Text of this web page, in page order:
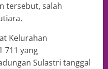
tersebut, salah
Kelurahan
711 yang
Sulastri tanggal